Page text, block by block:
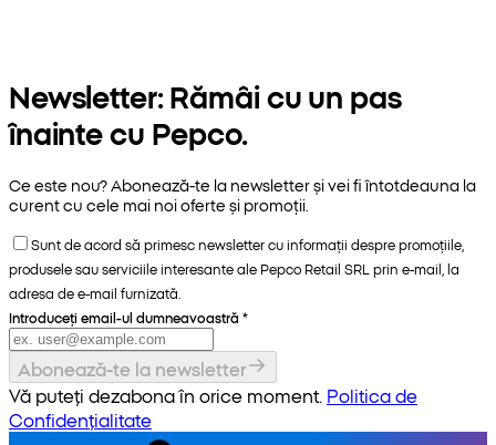
Newsletter: Rămâi cu un pas
înainte cu Pepco.
Ce este nou? Abonează-te la newsletter și vei fi întotdeauna la
curent cu cele mai noi oferte și promoții.
Sunt de acord să primesc newsletter cu informații despre promoțiile,
produsele sau serviciile interesante ale Pepco Retail SRL prin e-mail, la
adresa de e-mail furnizată.
Introduceți email-ul dumneavoastră *
Abonează-te la newsletter
Vă puteți dezabona în orice moment. Politica de
Confidențialitate